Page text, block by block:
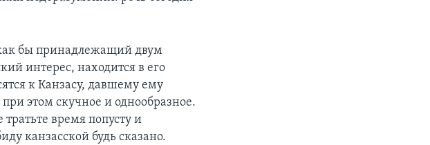
бы принадлежащий двум
интерес, находится в его
к Канзасу, давшему ему
этом скучное и однообразное.
тратьте время попусту и
канзасской будь сказано.